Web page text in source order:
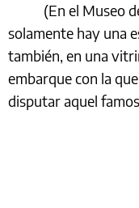
(En el Museo de
solamente hay una
también, en una
embarque con la
disputar aquel